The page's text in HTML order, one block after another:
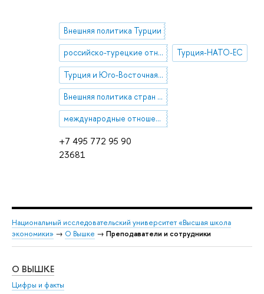
+7 495 772 95 90
23681
Внешняя политика Турции
российско-турецкие отношения Турция-НАТО-ЕС
Турция и Юго-Восточная Европа
Внешняя политика стран Южного Кавказа (Азербайджан) и Центральной Азии
международные отношения в Большом Причерноморье
Национальный исследовательский университет «Высшая школа
экономики» → О Вышке → Преподаватели и сотрудники
О ВЫШКЕ
Цифры и факты